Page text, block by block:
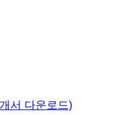
서 다운로드)